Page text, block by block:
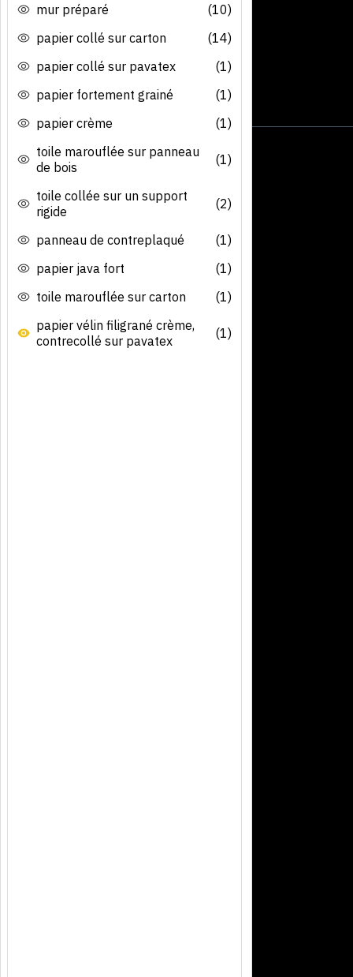
mur préparé
(10)
papier collé sur carton
(14)
papier collé sur pavatex
(1)
papier fortement grainé
(1)
papier crème
(1)
toile marouflée sur panneau
de bois
(1)
toile collée sur un support
rigide
(2)
panneau de contreplaqué
(1)
papier java fort
(1)
toile marouflée sur carton
(1)
papier vélin filigrané crème,
contrecollé sur pavatex
(1)